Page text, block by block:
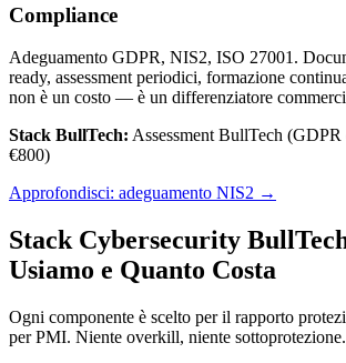
Compliance
Adeguamento GDPR, NIS2, ISO 27001.
ready, assessment periodici, formazione
non è un costo — è un differenziatore
Stack BullTech: Assessment BullTech
€800)
Approfondisci: adeguamento NIS2 →
Stack Cybersecurity
Usiamo e Quanto Costa
Ogni componente è scelto per il rapporto
per PMI. Niente overkill, niente sottoprotezione.